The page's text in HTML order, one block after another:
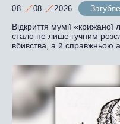
08 08 2026
Відкриття мумії
стало не лише гучним
вбивства, а й справжньою